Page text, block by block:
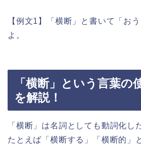
【例文1】「横断」と書いて「お
よ。
「横断」という言葉の
を解説！
「横断」は名詞としても動詞化し
たとえば「横断する」「横断的」